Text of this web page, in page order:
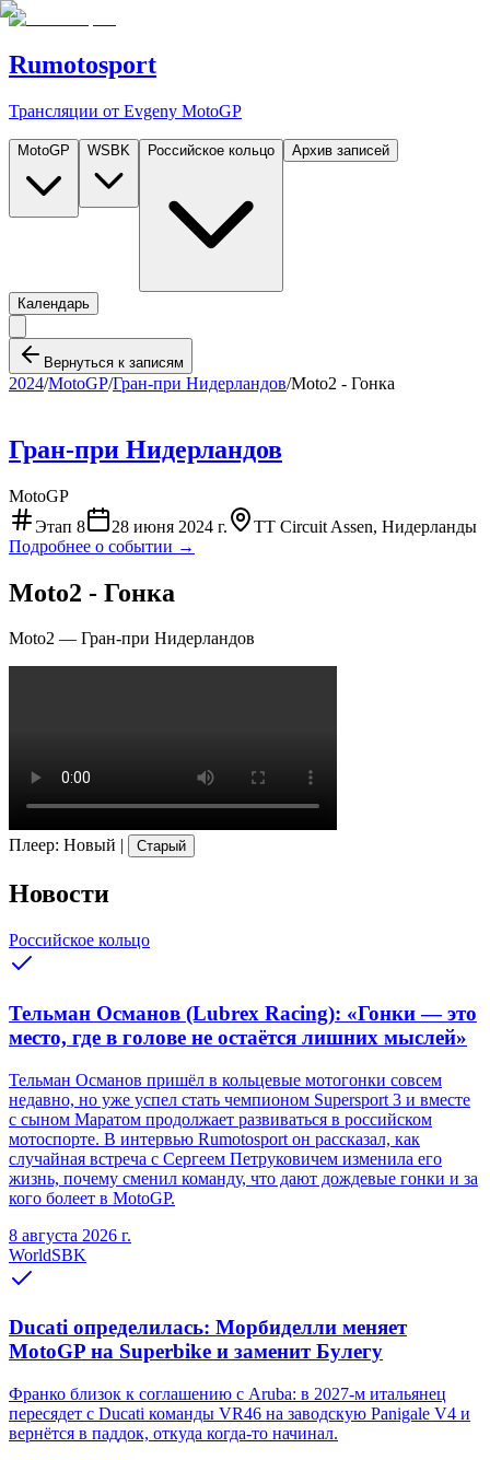
Rumotosport
Трансляции от Evgeny MotoGP
MotoGP WSBK Российское кольцо Архив записей
Календарь
Вернуться к записям
2024/MotoGP/Гран-при Нидерландов/Moto2 - Гонка
Гран-при Нидерландов
MotoGP
Этап 8 28 июня 2024 г.
TT Circuit Assen, Нидерланды
Подробнее о событии →
Moto2 - Гонка
Moto2 — Гран-при Нидерландов
Плеер: Новый | Старый
Новости
Российское кольцо
Тельман Османов (Lubrex Racing): «Гонки — это
место, где в голове не остаётся лишних мыслей»
Тельман Османов пришёл в кольцевые мотогонки совсем
недавно, но уже успел стать чемпионом Supersport 3 и вместе
с сыном Маратом продолжает развиваться в российском
мотоспорте. В интервью Rumotosport он рассказал, как
случайная встреча с Сергеем Петруковичем изменила его
жизнь, почему сменил команду, что дают дождевые гонки и за
кого болеет в MotoGP.
8 августа 2026 г.
WorldSBK
Ducati определилась: Морбиделли меняет
MotoGP на Superbike и заменит Булегу
Франко близок к соглашению с Aruba: в 2027-м итальянец
пересядет с Ducati команды VR46 на заводскую Panigale V4 и
вернётся в паддок, откуда когда-то начинал.